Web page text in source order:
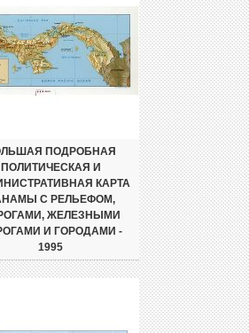
ПОДРОБНАЯ
ПОЛИТИЧЕСКАЯ И
КАРТА
С РЕЛЬЕФОМ,
ЖЕЛЕЗНЫМИ
И ГОРОДАМИ -
1995